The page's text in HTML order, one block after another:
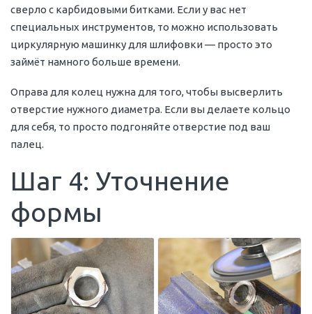
сверло с карбидовыми битками. Если у вас нет
специальных инструментов, то можно использовать
циркулярную машинку для шлифовки — просто это
займёт намного больше времени.
Оправа для колец нужна для того, чтобы высверлить
отверстие нужного диаметра. Если вы делаете кольцо
для себя, то просто подгоняйте отверстие под ваш
палец.
Шаг 4: Уточнение
формы